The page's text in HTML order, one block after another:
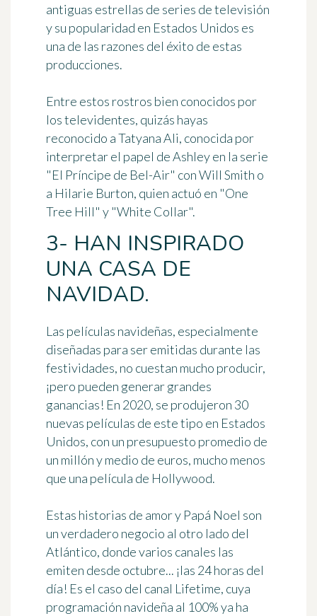
antiguas estrellas de series de televisión
y su popularidad en Estados Unidos es
una de las razones del éxito de estas
producciones.
Entre estos rostros bien conocidos por
los televidentes, quizás hayas
reconocido a Tatyana Ali, conocida por
interpretar el papel de Ashley en la serie
"El Príncipe de Bel-Air" con Will Smith o
a Hilarie Burton, quien actuó en "One
Tree Hill" y "White Collar".
3- HAN INSPIRADO
UNA CASA DE
NAVIDAD.
Las películas navideñas, especialmente
diseñadas para ser emitidas durante las
festividades, no cuestan mucho producir,
¡pero pueden generar grandes
ganancias! En 2020, se produjeron 30
nuevas películas de este tipo en Estados
Unidos, con un presupuesto promedio de
un millón y medio de euros, mucho menos
que una película de Hollywood.
Estas historias de amor y Papá Noel son
un verdadero negocio al otro lado del
Atlántico, donde varios canales las
emiten desde octubre... ¡las 24 horas del
día! Es el caso del canal Lifetime, cuya
programación navideña al 100% ya ha